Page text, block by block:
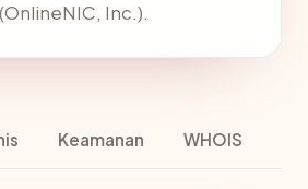
Inc.).
Keamanan WHOIS